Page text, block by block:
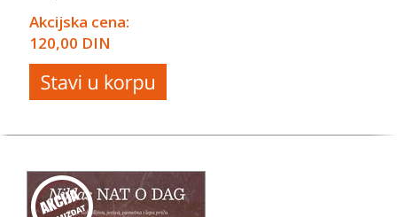
Akcijska cena:
120,00 DIN